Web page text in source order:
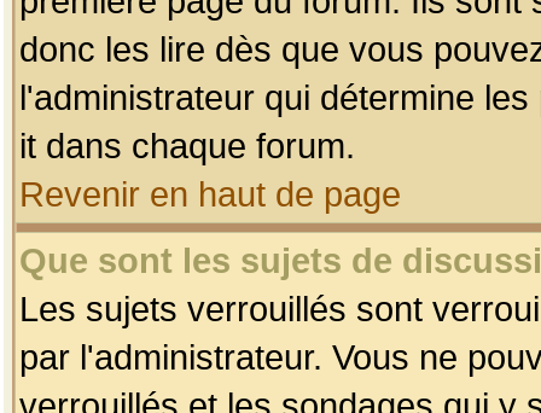
donc les lire dès que vous
l'administrateur qui détermine
it dans chaque forum.
Revenir en haut de page
Que sont les sujets de
Les sujets verrouillés sont
par l'administrateur. Vous ne